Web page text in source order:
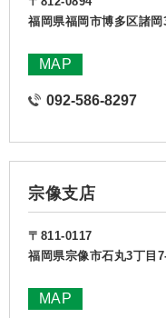
福岡県福岡市博多区諸
MAP
092-586-8297
宗像支店
〒811-0117
福岡県宗像市石丸3丁目
MAP